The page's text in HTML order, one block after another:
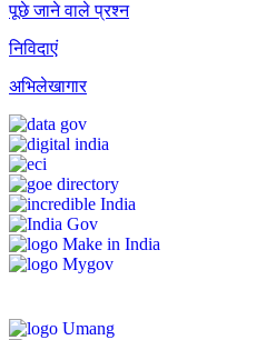
पूछे जाने वाले प्रश्न
निविदाएं
अभिलेखागार